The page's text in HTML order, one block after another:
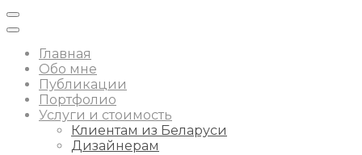
Главная
Обо мне
Публикации
Портфолио
Услуги и стоимость
Клиентам из Беларуси
Дизайнерам